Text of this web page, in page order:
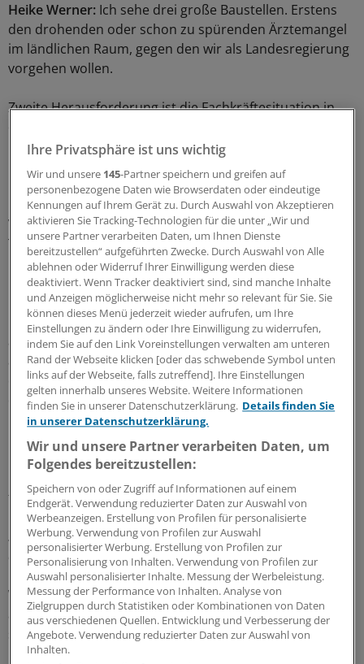
Heike Werner: Ich sehe drei große Baustellen. Erstens
den drohenden oder schon zu spürenden Ärztemangel
im ländlichen Raum, gegen den wir als Landesregierung
vorgehen wollen.
Zweite Herausforderung ist die Fachkräftesituation in
Pflegefachkräfte wandern ab, weil sie hier schlechter
bezahlt werden als etwa in Bayern oder Hessen.
Hauptgrund für das Gehaltsgefälle ist die niedrigere
Vergütung von Pflegeleistungen durch die Kassen für
Thüringer Pflegeanbieter. Dritter Punkt ist die
Krankenhausplanung.
Der aktuelle Thüringer Krankenhausplan gilt noch bis
Ende 2015. Da dies auch abhängig von Entwicklungen
auf Bundesebene ist - Stichwort Krankenhausreform - ist
allerdings ungewiss, ob sich dieser Zeitplan halten lässt
oder ob es möglicherweise eine Übergangsphase gibt, in
der der jetzige Plan weiter gilt.
In jedem Fall ist es unser Ziel, die Krankenhausplanung
künftig stärker an Qualitätskriterien festzumachen - bei
Erhalt aller Klinikstandorte, wie das im Koalitionsvertrag
festgeschrieben ist.
Stichwort Ärztemangel: Hat Thüringen in der Vergangenheit
aus Ihrer Sicht genug dagegen getan?
Werner:Thüringen hat mit der Stiftung zur Förderung
ambulanter medizinischer Versorgung - in deren Praxen
sich junge Ärzte anstellen lassen und ausprobieren
können und die Weiterbildungsstipendien an
Ihre Privatsphäre ist uns wichtig
Wir und unsere 145-Partner speichern und greifen auf
personenbezogene Daten wie Browserdaten oder eindeutige
Kennungen auf Ihrem Gerät zu. Durch Auswahl von Akzeptieren
aktivieren Sie Tracking-Technologien für die unter „Wir und
unsere Partner verarbeiten Daten, um Ihnen Dienste
bereitzustellen“ aufgeführten Zwecke. Durch Auswahl von Alle
ablehnen oder Widerruf Ihrer Einwilligung werden diese
deaktiviert. Wenn Tracker deaktiviert sind, sind manche Inhalte
und Anzeigen möglicherweise nicht mehr so relevant für Sie. Sie
können dieses Menü jederzeit wieder aufrufen, um Ihre
Einstellungen zu ändern oder Ihre Einwilligung zu widerrufen,
indem Sie auf den Link Voreinstellungen verwalten am unteren
Rand der Webseite klicken [oder das schwebende Symbol unten
links auf der Webseite, falls zutreffend]. Ihre Einstellungen
gelten innerhalb unseres Website. Weitere Informationen
finden Sie in unserer Datenschutzerklärung. Details finden Sie
in unserer Datenschutzerklärung.
Wir und unsere Partner verarbeiten Daten, um
Folgendes bereitzustellen:
Speichern von oder Zugriff auf Informationen auf einem
Endgerät. Verwendung reduzierter Daten zur Auswahl von
Werbeanzeigen. Erstellung von Profilen für personalisierte
Werbung. Verwendung von Profilen zur Auswahl
personalisierter Werbung. Erstellung von Profilen zur
Personalisierung von Inhalten. Verwendung von Profilen zur
Auswahl personalisierter Inhalte. Messung der Werbeleistung.
Messung der Performance von Inhalten. Analyse von
Zielgruppen durch Statistiken oder Kombinationen von Daten
aus verschiedenen Quellen. Entwicklung und Verbesserung der
Angebote. Verwendung reduzierter Daten zur Auswahl von
Inhalten.